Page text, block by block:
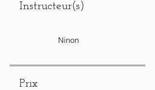
Instructeur(s)
Ninon
Prix